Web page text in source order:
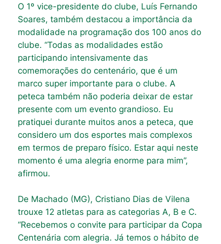
O 1º vice-presidente do clube, Luís Fernando
Soares, também destacou a importância da
modalidade na programação dos 100 anos do
clube. “Todas as modalidades estão
participando intensivamente das
comemorações do centenário, que é um
marco super importante para o clube. A
peteca também não poderia deixar de estar
presente com um evento grandioso. Eu
pratiquei durante muitos anos a peteca, que
considero um dos esportes mais complexos
em termos de preparo físico. Estar aqui neste
momento é uma alegria enorme para mim”,
afirmou.
De Machado (MG), Cristiano Dias de Vilena
trouxe 12 atletas para as categorias A, B e C.
“Recebemos o convite para participar da Copa
Centenária com alegria. Já temos o hábito de